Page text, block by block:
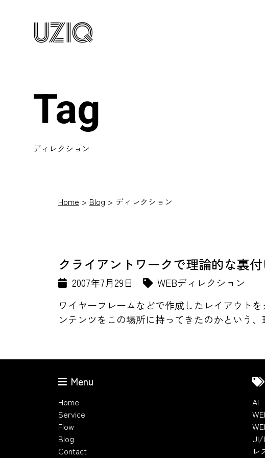
UZIQ
Tag
ディレクション
Home Blog ディレクション
クライアントワークで理論的な裏
2007年7月29日
WEBディレクション
ワイヤーフレームなどで作成したレイアウト
ンテンツをこの場所に持ってきたのかという
Menu
Home
Service
Flow
Blog
Contact
AI
UI/
レ